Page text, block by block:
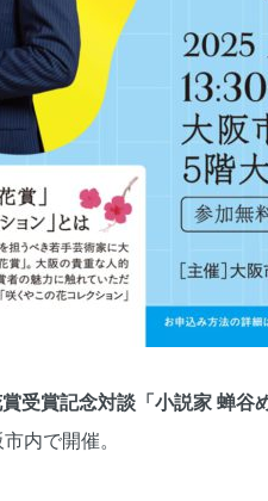
賞記念対談「小説家 蝉谷
内で開催。